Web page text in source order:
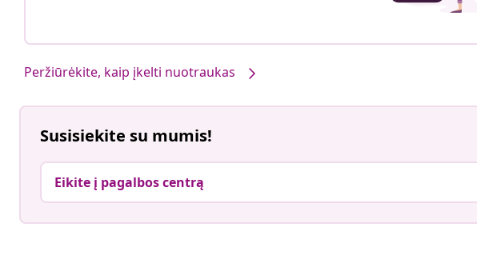
Peržiūrėkite, kaip įkelti nuotraukas
Susisiekite su mumis!
Eikite į pagalbos centrą